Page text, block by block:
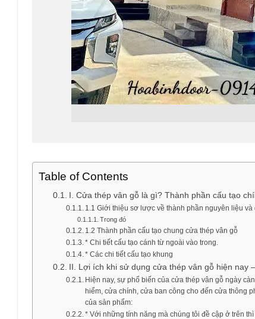
Table of Contents
I. Cửa thép vân gỗ là gì? Thành phần cấu tạo
1.1 Giới thiệu sơ lược về thành phần nguyên liệu và
Trong đó
1.2 Thành phần cấu tạo chung cửa thép vân gỗ
* Chi tiết cấu tạo cánh từ ngoài vào trong.
* Các chi tiết cấu tạo khung
II. Lợi ích khi sử dụng cửa thép vân gỗ hiện nay
Hiện nay, sự phổ biến của cửa thép vân gỗ ngày
hiểm, cửa chính, cửa ban công cho đến cửa thông
của sản phẩm:
* Với những tính năng mà chúng tôi đề cập ở trên